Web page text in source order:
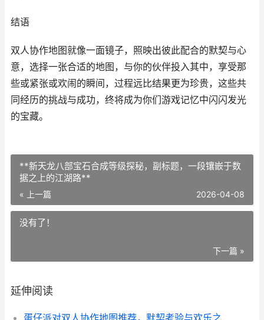
结语
双人协作地图就像一面镜子，照映出彼此配合的默契与心
意，选择一张合适的地图，与你的伙伴投入其中，享受那
些或紧张或欢闹的瞬间，过程远比结果更为珍贵，这些共
同经历的挑战与成功，终将成为你们游戏记忆中闪闪发光
的宝藏。
**新天龙八部宝石合成等级探秘，副标题，一段镶嵌于数
据之上的江湖路**
« 上一篇 2026-04-08
没有了！
下一篇 »
延伸阅读